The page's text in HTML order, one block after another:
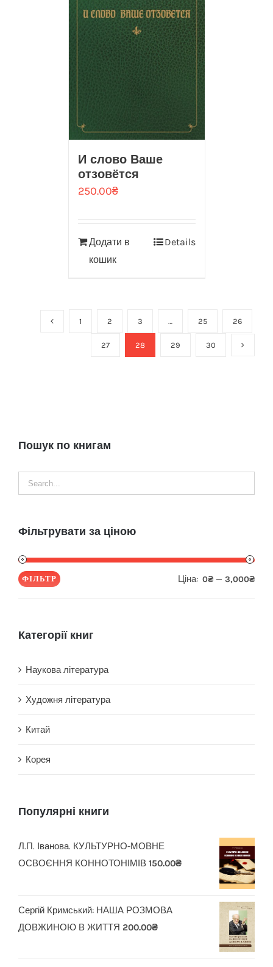
И слово Ваше
отзовётся
250.00₴
Додати в
кошик
Details
1 2 3 … 25 26
27 28 29 30
Пошук по книгам
Фільтрувати за ціною
ФІЛЬТР Ціна: 0₴ — 3,000₴
Категорії книг
Наукова література
Художня література
Китай
Корея
Популярні книги
Л.П. Іванова. КУЛЬТУРНО-МОВНЕ
ОСВОЄННЯ КОННОТОНІМІВ 150.00₴
Сергій Кримський: НАША РОЗМОВА
ДОВЖИНОЮ В ЖИТТЯ 200.00₴